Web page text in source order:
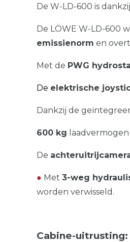
De W-LD-600 is
De LÖWE W-LD-600
emissienorm en
Met de PWG
De elektrische
Dankzij de
600 kg
De
● Met 3-weg
worden verwisseld.
Cabine-uitrusting: